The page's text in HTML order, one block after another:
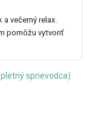
večerný relax.
pomôžu vytvoriť